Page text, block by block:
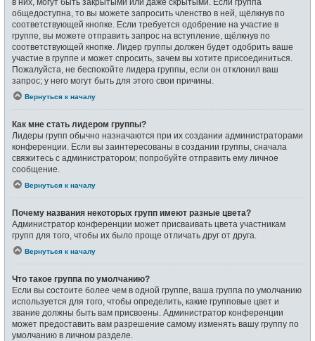
общедоступна, то вы можете запросить членство в ней, щёлкнув по
соответствующей кнопке. Если требуется одобрение на участие в
группе, вы можете отправить запрос на вступление, щёлкнув по
соответствующей кнопке. Лидер группы должен будет одобрить ваше
участие в группе и может спросить, зачем вы хотите присоединиться.
Пожалуйста, не беспокойте лидера группы, если он отклонил ваш
запрос; у него могут быть для этого свои причины.
Вернуться к началу
Как мне стать лидером группы?
Лидеры групп обычно назначаются при их создании администраторами
конференции. Если вы заинтересованы в создании группы, сначала
свяжитесь с администратором; попробуйте отправить ему личное
сообщение.
Вернуться к началу
Почему названия некоторых групп имеют разные цвета?
Администратор конференции может присваивать цвета участникам
групп для того, чтобы их было проще отличать друг от друга.
Вернуться к началу
Что такое группа по умолчанию?
Если вы состоите более чем в одной группе, ваша группа по умолчанию
используется для того, чтобы определить, какие групповые цвет и
звание должны быть вам присвоены. Администратор конференции
может предоставить вам разрешение самому изменять вашу группу по
умолчанию в личном разделе.